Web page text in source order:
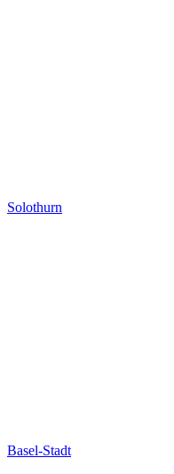
Solothurn
Basel-Stadt